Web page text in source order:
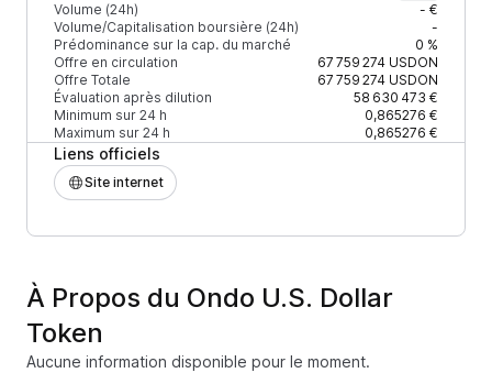
Volume (24h)
- €
Volume/Capitalisation boursière (24h)
-
Prédominance sur la cap. du marché
0 %
Offre en circulation
67 759 274USDON
Offre Totale
67 759 274USDON
Évaluation après dilution
58 630 473 €
Minimum sur 24 h
0,865276 €
Maximum sur 24 h
0,865276 €
Liens officiels
Site internet
À Propos du Ondo U.S. Dollar
Token
Aucune information disponible pour le moment.